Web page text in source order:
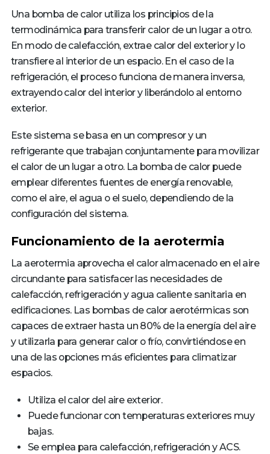
Una bomba de calor utiliza los principios de la
termodinámica para transferir calor de un lugar a otro.
En modo de calefacción, extrae calor del exterior y lo
transfiere al interior de un espacio. En el caso de la
refrigeración, el proceso funciona de manera inversa,
extrayendo calor del interior y liberándolo al entorno
exterior.
Este sistema se basa en un compresor y un
refrigerante que trabajan conjuntamente para movilizar
el calor de un lugar a otro. La bomba de calor puede
emplear diferentes fuentes de energía renovable,
como el aire, el agua o el suelo, dependiendo de la
configuración del sistema.
Funcionamiento de la aerotermia
La aerotermia aprovecha el calor almacenado en el aire
circundante para satisfacer las necesidades de
calefacción, refrigeración y agua caliente sanitaria en
edificaciones. Las bombas de calor aerotérmicas son
capaces de extraer hasta un 80% de la energía del aire
y utilizarla para generar calor o frío, convirtiéndose en
una de las opciones más eficientes para climatizar
espacios.
Utiliza el calor del aire exterior.
Puede funcionar con temperaturas exteriores muy
bajas.
Se emplea para calefacción, refrigeración y ACS.